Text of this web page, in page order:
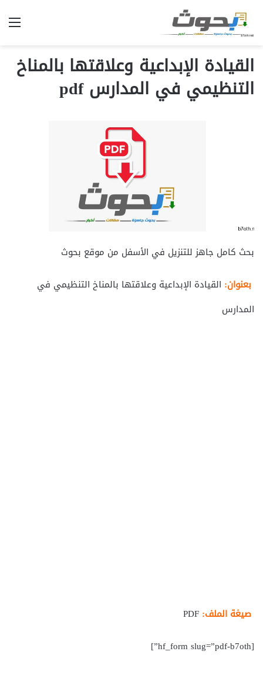
القيادة الإبداعية وعلاقتها بالمناخ
التنظيمي في المدارس pdf
بحث كامل جاهز للتنزيل في الأسفل من موقع بحوث
بعنوان: القيادة الإبداعية وعلاقتها بالمناخ التنظيمي في
المدارس
صيغة الملف:
[hf_form slug=”pdf-b7oth”]